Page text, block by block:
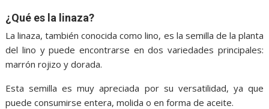
¿Qué es la linaza?
La linaza, también conocida como lino, es la semilla de la planta
del lino y puede encontrarse en dos variedades principales:
marrón rojizo y dorada.
Esta semilla es muy apreciada por su versatilidad, ya que
puede consumirse entera, molida o en forma de aceite.